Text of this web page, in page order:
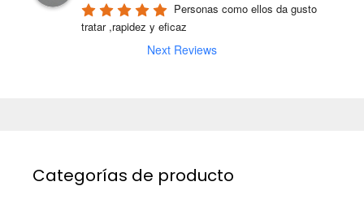
Personas como ellos da gusto
tratar ,rapidez y eficaz
Next Reviews
Categorías de producto